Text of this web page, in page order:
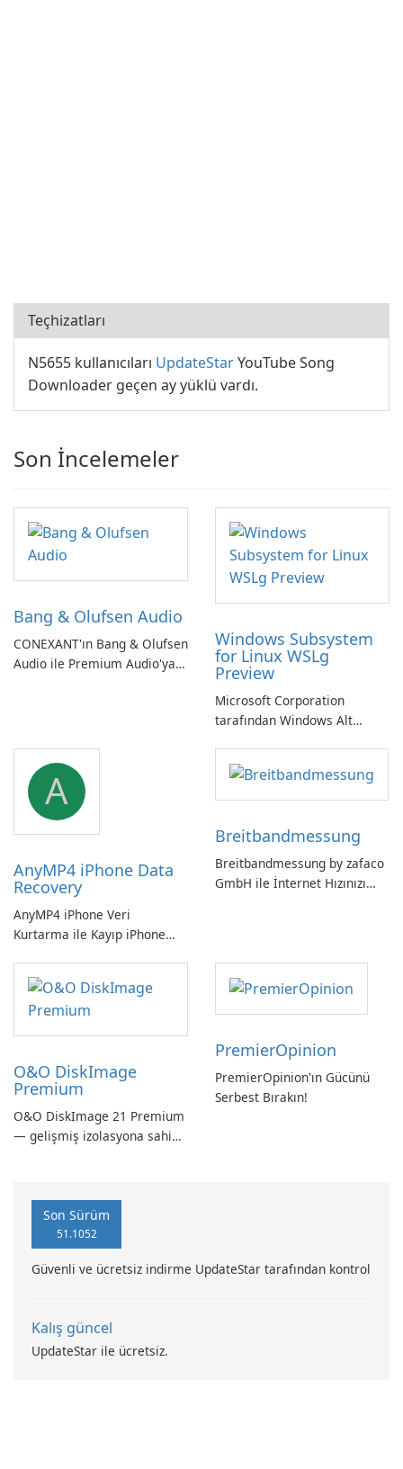
Teçhizatları
N5655 kullanıcıları UpdateStarYouTube Song
Downloader geçen ay yüklü vardı.
Son İncelemeler
Bang & Olufsen Audio
CONEXANT'ın Bang & Olufsen
Audio ile Premium Audio'ya
Windows Subsystem
for Linux WSLg
Preview
Microsoft Corporation
tarafından Windows Alt
Linux ve Windows
ortamlarının sorunsuz
entegrasyonu için
A
AnyMP4 iPhone Data
Recovery
AnyMP4 iPhone Veri
Kurtarma ile Kayıp iPhone
Breitbandmessung
Breitbandmessung by zafaco
GmbH ile İnternet Hızınızı
O&O DiskImage
Premium
O&O DiskImage 21 Premium
— gelişmiş izolasyona sahip
PremierOpinion
PremierOpinion'ın Gücünü
Serbest Bırakın!
Son Sürüm
51.1052
Güvenli ve ücretsiz indirme UpdateStar tarafından kontrol
Kalış güncel
UpdateStar ile ücretsiz.